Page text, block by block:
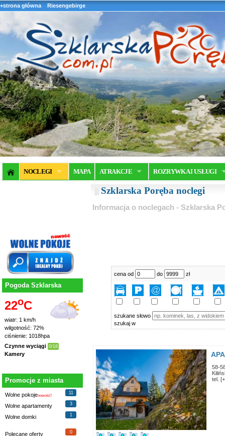
+strona główna Riesengebirge
NOCLEGI MAPA ATRAKCJE ROZRYWKA I USŁUGI
Pogoda Szklarska
22oC
wiatr: 1 km/h
wilgotność: 72%
ciśnienie: 1018hpa
Czynne wyciągi 0/18
Kamery
Promocje z miasta
Wolne pokojenowość!
11
Wolne apartamenty 3
Wolne domki 1
Polecane oferty 0
Szklarska Poręba noclegi
Informacja o noclegach - Szklarska
cena od do zł
szukane słowo
szukaj w
58-
tel.